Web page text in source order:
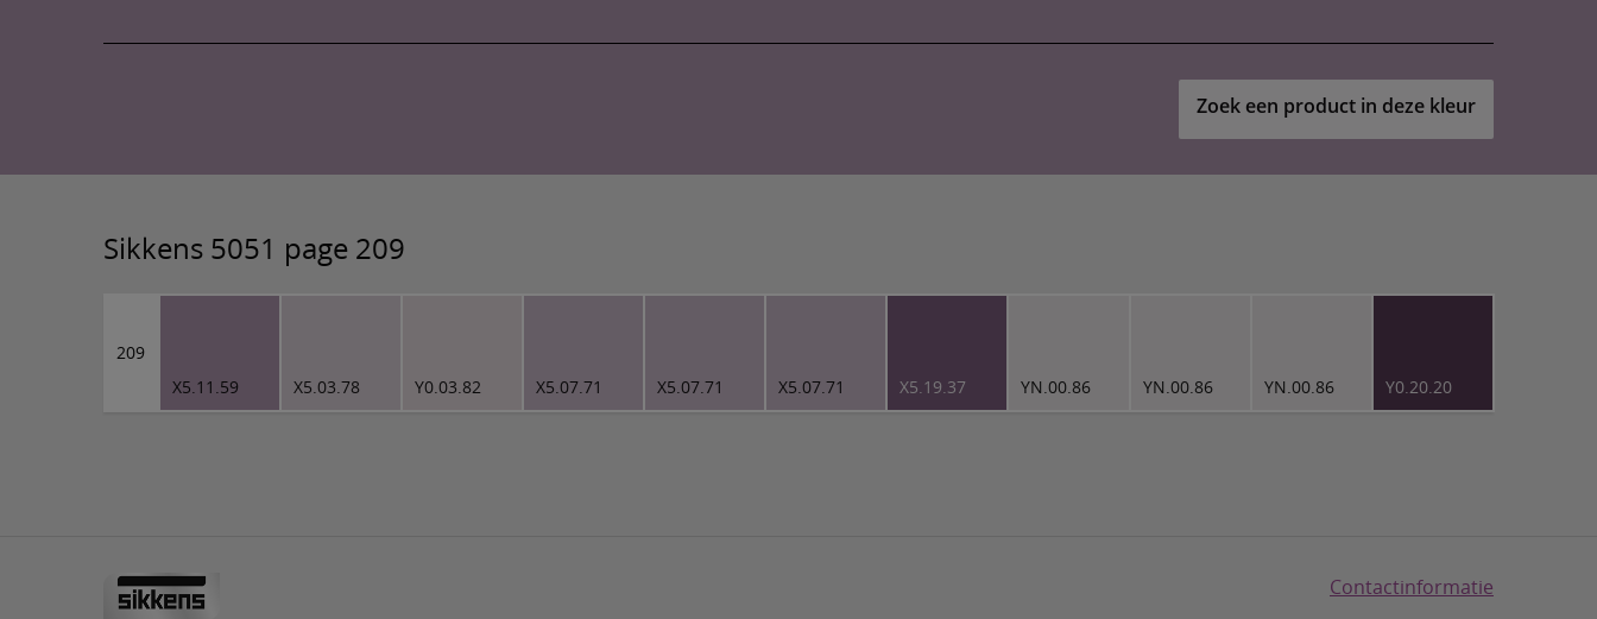
Zoek een product in deze kleur
Sikkens 5051 page 209
209
X5.11.59
X5.03.78 Y0.03.82 X5.07.71 X5.07.71 X5.07.71 X5.19.37 YN.00.86 YN.00.86 YN.00.86 Y0.20.20
Contactinformatie